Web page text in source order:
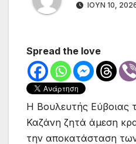
ΙΟΎΝ 10,
Spread the love
Η Βουλευτής Εύβοιας
Καζάνη ζητά άμεση
την αποκατάσταση